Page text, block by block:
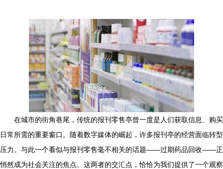
在城市的街角巷尾，传统的报刊零售亭曾一度是人们获取信息、购买
日常所需的重要窗口。随着数字媒体的崛起，许多报刊亭的经营面临转型
压力。与此一个看似与报刊零售毫不相关的话题——过期药品回收——正
悄然成为社会关注的焦点。这两者的交汇点，恰恰为我们提供了一个观察